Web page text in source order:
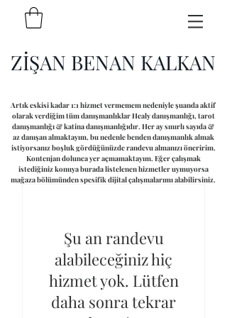
ZİŞAN BENAN KALKAN
Şu an randevu
alabileceğiniz hiç
hizmet yok. Lütfen
daha sonra tekrar
Artık eskisi kadar 1:1 hizmet vermemem nedeniyle şuanda aktif
olarak verdiğim tüm danışmanlıklar Healy danışmanlığı, tarot
danışmanlığı & katina danışmanlığıdır. Her ay sınırlı sayıda &
az danışan almaktayım, bu nedenle benden danışmanlık almak
istiyorsanız boşluk gördüğünüzde randevu almanızı öneririm.
Kontenjan dolunca yer açmamaktayım. Eğer çalışmak
istediğiniz konuya burada listelenen hizmetler uymuyorsa
mağaza bölümünden spesifik dijital çalışmalarımı alabilirsiniz.